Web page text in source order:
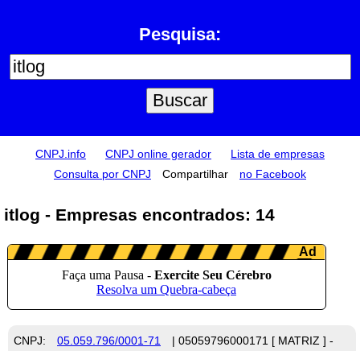
Pesquisa:
CNPJ.info CNPJ online gerador
Lista de empresas
Consulta por CNPJ
Compartilhar no Facebook
itlog - Empresas encontrados: 14
CNPJ: 05.059.796/0001-71
| 05059796000171 [ MATRIZ ] -